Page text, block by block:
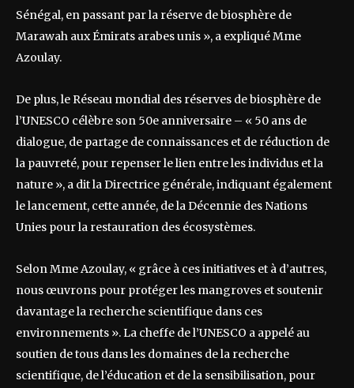
Sénégal, en passant par la réserve de biosphère de
Marawah aux Émirats arabes unis », a expliqué Mme
Azoulay.
De plus, le Réseau mondial des réserves de biosphère de
l’UNESCO célèbre son 50e anniversaire – « 50 ans de
dialogue, de partage de connaissances et de réduction de
la pauvreté, pour repenser le lien entre les individus et la
nature », a dit la Directrice générale, indiquant également
le lancement, cette année, de la Décennie des Nations
Unies pour la restauration des écosystèmes.
Selon Mme Azoulay, « grâce à ces initiatives et à d’autres,
nous œuvrons pour protéger les mangroves et soutenir
davantage la recherche scientifique dans ces
environnements ». La cheffe de l’UNESCO a appelé au
soutien de tous dans les domaines de la recherche
scientifique, de l’éducation et de la sensibilisation, pour